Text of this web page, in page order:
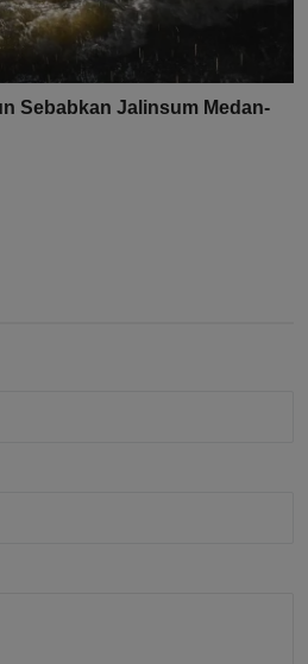
Sebabkan Jalinsum Medan-